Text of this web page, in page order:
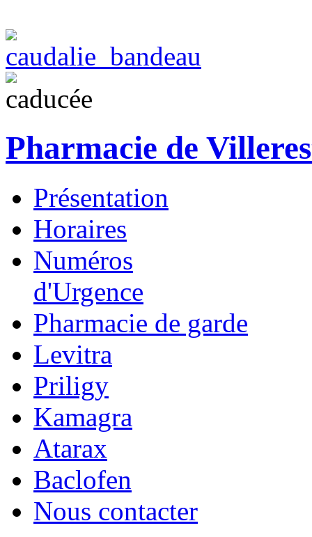
Pharmacie de
Présentation
Horaires
Numéros
d'Urgence
Pharmacie de garde
Levitra
Priligy
Kamagra
Atarax
Baclofen
Nous contacter